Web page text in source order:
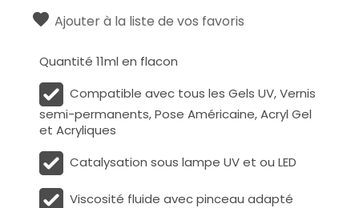
Ajouter à la liste de vos favoris
Quantité 11ml en flacon
Compatible avec tous les Gels UV, Vernis
semi-permanents, Pose Américaine, Acryl Gel
et Acryliques
Catalysation sous lampe UV et ou LED
Viscosité fluide avec pinceau adapté